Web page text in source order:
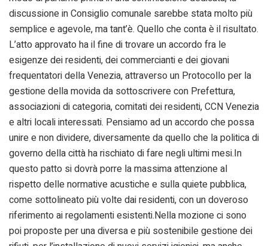
discussione in Consiglio comunale sarebbe stata molto più
semplice e agevole, ma tant’è. Quello che conta è il risultato.
L’atto approvato ha il fine di trovare un accordo fra le
esigenze dei residenti, dei commercianti e dei giovani
frequentatori della Venezia, attraverso un Protocollo per la
gestione della movida da sottoscrivere con Prefettura,
associazioni di categoria, comitati dei residenti, CCN Venezia
e altri locali interessati. Pensiamo ad un accordo che possa
unire e non dividere, diversamente da quello che la politica di
governo della città ha rischiato di fare negli ultimi mesi.In
questo patto si dovrà porre la massima attenzione al
rispetto delle normative acustiche e sulla quiete pubblica,
come sottolineato più volte dai residenti, con un doveroso
riferimento ai regolamenti esistenti.Nella mozione ci sono
poi proposte per una diversa e più sostenibile gestione dei